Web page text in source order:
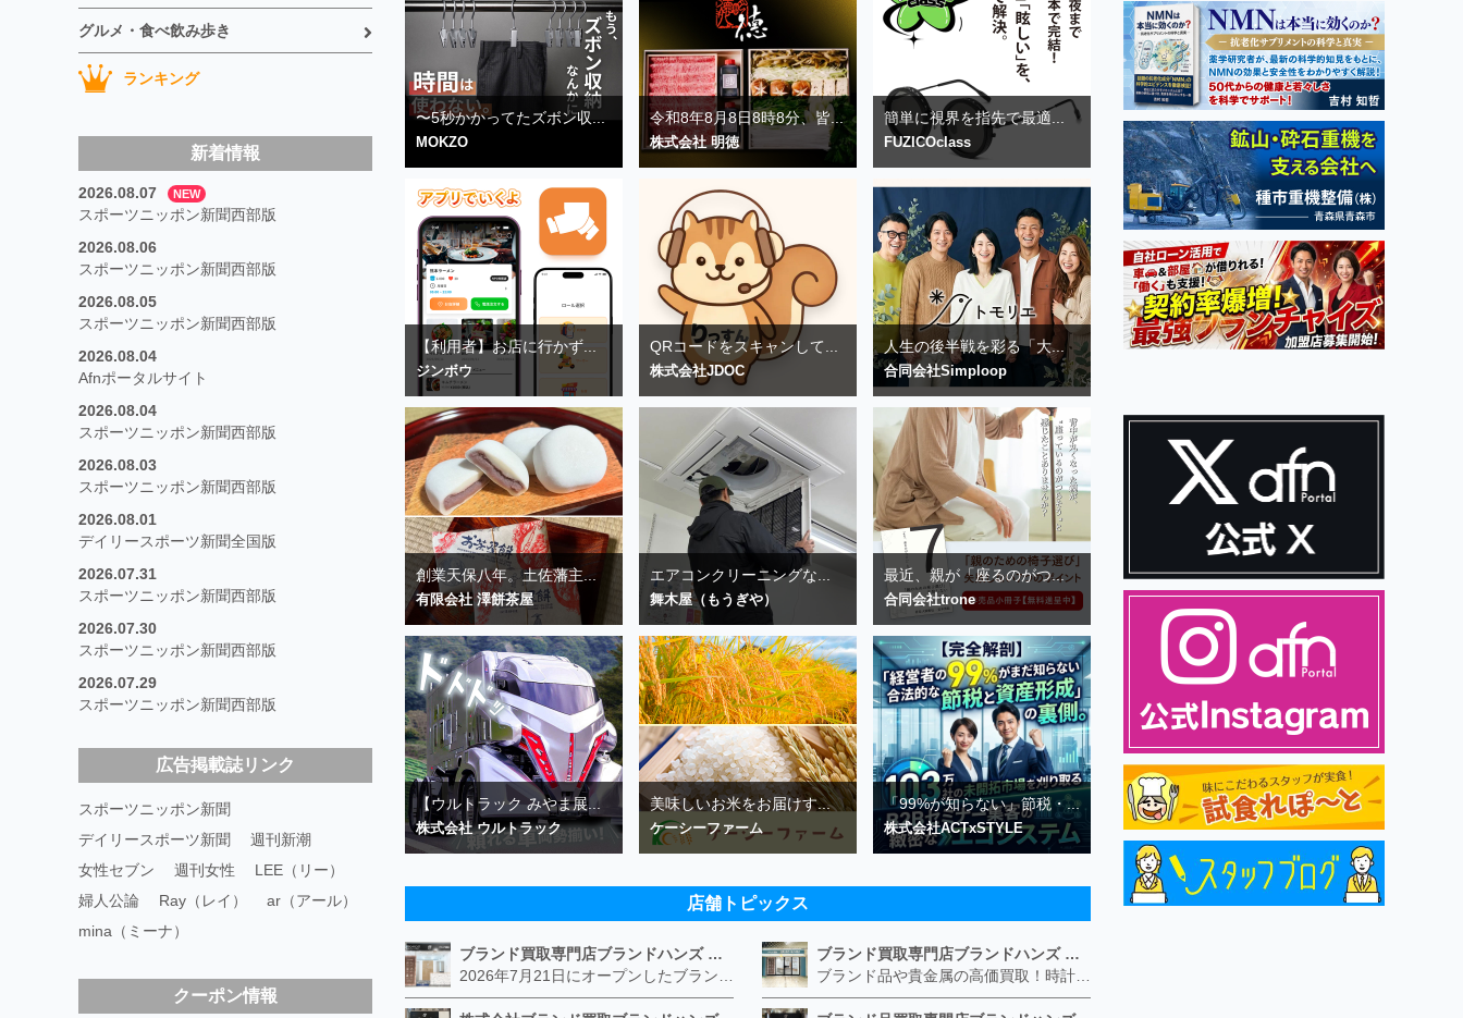
グルメ・食べ飲み歩き
ランキング
新着情報
2026.08.07 NEW
スポーツニッポン新聞西部版
2026.08.06
スポーツニッポン新聞西部版
2026.08.05
スポーツニッポン新聞西部版
2026.08.04
Afnポータルサイト
2026.08.04
スポーツニッポン新聞西部版
2026.08.03
スポーツニッポン新聞西部版
2026.08.01
デイリースポーツ新聞全国版
2026.07.31
スポーツニッポン新聞西部版
2026.07.30
スポーツニッポン新聞西部版
2026.07.29
スポーツニッポン新聞西部版
広告掲載誌リンク
スポーツニッポン新聞
デイリースポーツ新聞
週刊新潮
女性セブン
週刊女性
LEE（リー）
婦人公論
Ray（レイ）
ar（アール）
mina（ミーナ）
クーポン情報
〜5秒かかってたズボン収...
MOKZO
令和8年8月8日8時8分、皆...
株式会社 明徳
簡単に視界を指先で最適...
FUZICOclass
【利用者】お店に行かず...
ジンボウ
QRコードをスキャンして...
株式会社JDOC
人生の後半戦を彩る「大...
合同会社Simploop
創業天保八年。土佐藩主...
有限会社 澤餅茶屋
エアコンクリーニングな...
舞木屋（もうぎや）
最近、親が「座るのがつ...
合同会社trone
【ウルトラック みやま展...
株式会社 ウルトラック
美味しいお米をお届けす...
ケーシーファーム
「99%が知らない」節税・...
株式会社ACTxSTYLE
店舗トピックス
ブランド買取専門店ブランドハンズ エトレ豊中店
ブランド買取専門店ブランドハンズ ソリオ宝塚店